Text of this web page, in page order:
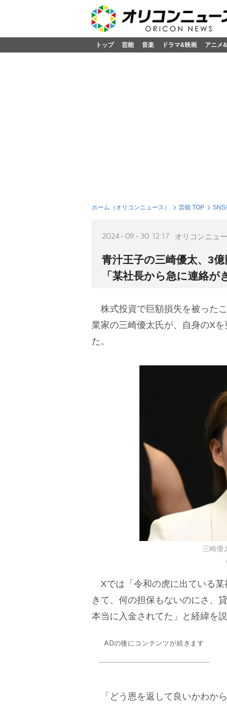
トップ 芸能 音楽 ドラマ&映画 アニメ
ホーム（オリコンニュース） 芸能 TOP SNS
2024-09-30 12:17 オリコンニュ
青汁王子の三崎優太、3
「某社長から急に連絡が
株式投資で巨額損失を被った
業家の三崎優太氏が、自身のX
た。
三崎優
Xでは「令和の虎に出ている某
きて、何の担保もないのにさ、
本当に入金されてた」と経緯を説
ADの後にコンテンツが続きます
「どう恩を返して良いかわか